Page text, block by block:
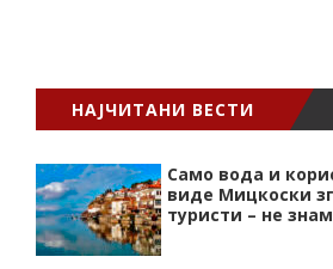
НАЈЧИТАНИ ВЕСТИ
Само вода и
виде Мицкоски
туристи – не знам